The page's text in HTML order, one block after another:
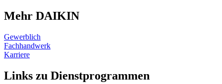
Mehr DAIKIN
Gewerblich
Fachhandwerk
Karriere
Links zu Dienstprogrammen